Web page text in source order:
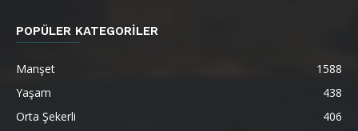
POPÜLER KATEGORİLER
Manşet
1588
Yaşam
438
Orta Şekerli
406